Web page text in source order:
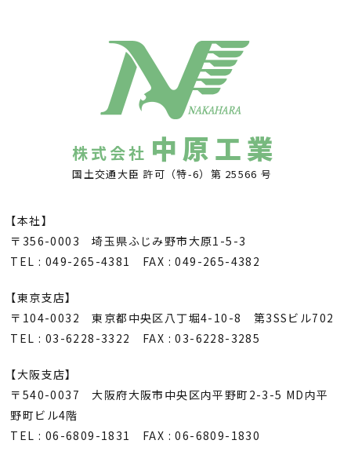
株式会社 中原工業
国土交通大臣 許可（特-6）第 25566 号
【本社】
〒356-0003 埼玉県ふじみ野市大原1-5-3
TEL : 049-265-4381 FAX : 049-265-4382
【東京支店】
〒104-0032 東京都中央区八丁堀4-10-8 第3SSビル702
TEL : 03-6228-3322 FAX : 03-6228-3285
【大阪支店】
〒540-0037 大阪府大阪市中央区内平野町2-3-5 MD内平
野町ビル4階
TEL : 06-6809-1831 FAX : 06-6809-1830